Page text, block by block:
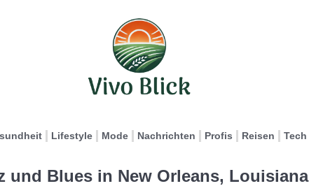
Lifestyle Mode Nachrichten Profis Reisen Tech
und Blues in New Orleans, Louisiana